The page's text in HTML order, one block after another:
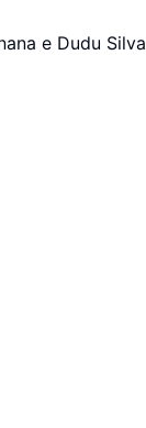
e Dudu Silva